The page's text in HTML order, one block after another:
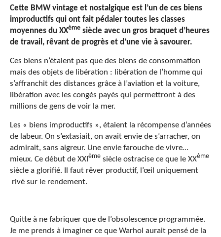
Cette BMW vintage et nostalgique est l’un de ces biens
improductifs qui ont fait pédaler toutes les classes
moyennes du XXème siècle avec un gros braquet d’heures
de travail, rêvant de progrès et d’une vie à savourer.
Ces biens n’étaient pas que des biens de consommation
mais des objets de libération : libération de l’homme qui
s’affranchit des distances grâce à l’aviation et la voiture,
libération avec les congés payés qui permettront à des
millions de gens de voir la mer.
Les « biens improductifs », étaient la récompense d’années
de labeur. On s’extasiait, on avait envie de s’arracher, on
admirait, sans aigreur. Une envie farouche de vivre…
mieux. Ce début de XXI ème siècle ostracise ce que le XXème
siècle a glorifié. Il faut rêver productif, l’œil uniquement
rivé sur le rendement.
Quitte à ne fabriquer que de l’obsolescence programmée.
Je me prends à imaginer ce que Warhol aurait pensé de la